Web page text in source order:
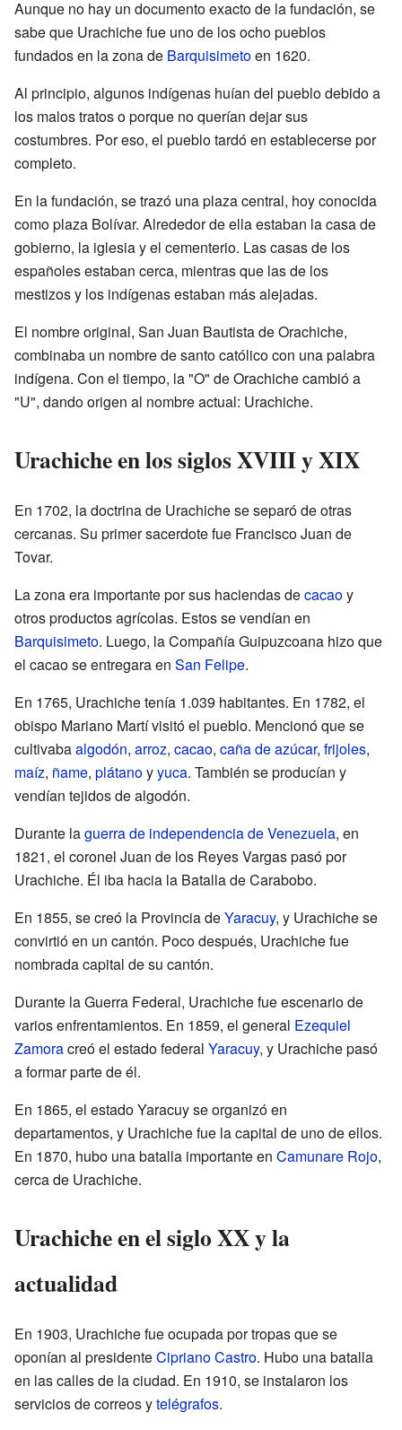
Aunque no hay un documento exacto de la fundación, se
sabe que Urachiche fue uno de los ocho pueblos
fundados en la zona de Barquisimetoen 1620.
Al principio, algunos indígenas huían del pueblo debido a
los malos tratos o porque no querían dejar sus
costumbres. Por eso, el pueblo tardó en establecerse por
completo.
En la fundación, se trazó una plaza central, hoy conocida
como plaza Bolívar. Alrededor de ella estaban la casa de
gobierno, la iglesia y el cementerio. Las casas de los
españoles estaban cerca, mientras que las de los
mestizos y los indígenas estaban más alejadas.
El nombre original, San Juan Bautista de Orachiche,
combinaba un nombre de santo católico con una palabra
indígena. Con el tiempo, la "O" de Orachiche cambió a
"U", dando origen al nombre actual: Urachiche.
Urachiche en los siglos XVIII y XIX
En 1702, la doctrina de Urachiche se separó de otras
cercanas. Su primer sacerdote fue Francisco Juan de
Tovar.
La zona era importante por sus haciendas decacaoy
otros productos agrícolas. Estos se vendían en
Barquisimeto. Luego, la Compañía Guipuzcoana hizo que
el cacao se entregara en San Felipe.
En 1765, Urachiche tenía 1.039 habitantes. En 1782, el
obispo Mariano Martí visitó el pueblo. Mencionó que se
cultivabaalgodón, arroz, cacao, caña de azúcar, frijoles,
maíz, ñame, plátanoyyuca. También se producían y
vendían tejidos de algodón.
Durante laguerra de independencia de Venezuela, en
1821, el coronel Juan de los Reyes Vargas pasó por
Urachiche. Él iba hacia la Batalla de Carabobo.
En 1855, se creó la Provincia deYaracuy, y Urachiche se
convirtió en un cantón. Poco después, Urachiche fue
nombrada capital de su cantón.
Durante la Guerra Federal, Urachiche fue escenario de
varios enfrentamientos. En 1859, el general Ezequiel
Zamoracreó el estado federal Yaracuy, y Urachiche pasó
a formar parte de él.
En 1865, el estado Yaracuy se organizó en
departamentos, y Urachiche fue la capital de uno de ellos.
En 1870, hubo una batalla importante en Camunare Rojo,
cerca de Urachiche.
Urachiche en el siglo XX y la
actualidad
En 1903, Urachiche fue ocupada por tropas que se
oponían al presidenteCipriano Castro. Hubo una batalla
en las calles de la ciudad. En 1910, se instalaron los
servicios de correos ytelégrafos.